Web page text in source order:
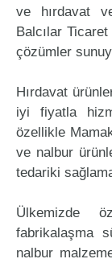
ve hırdavat
Balcılar
çözümler
Hırdavat
iyi fiyatla
özellikle
ve nalbur
tedariki
Ülkemizde
fabrikalaşma
nalbur